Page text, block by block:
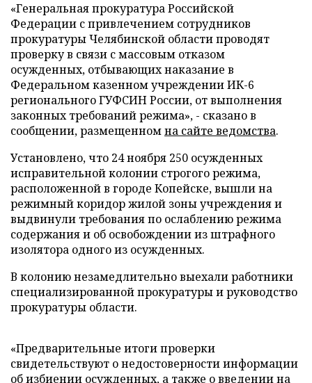
«Генеральная прокуратура Российской
Федерации с привлечением сотрудников
прокуратуры Челябинской области проводят
проверку в связи с массовым отказом
осужденных, отбывающих наказание в
Федеральном казенном учреждении ИК-6
регионального ГУФСИН России, от выполнения
законных требований режима», - сказано в
сообщении, размещенномна сайте ведомства.
Установлено, что 24 ноября 250 осужденных
исправительной колонии строгого режима,
расположенной в городе Копейске, вышли на
режимный коридор жилой зоны учреждения и
выдвинули требования по ослаблению режима
содержания и об освобождении из штрафного
изолятора одного из осужденных.
В колонию незамедлительно выехали работники
специализированной прокуратуры и руководство
прокуратуры области.
«Предварительные итоги проверки
свидетельствуют о недостоверности информации
об избиении осужденных, а также о введении на